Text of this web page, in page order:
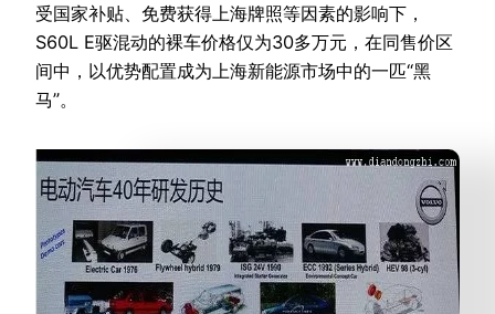
受国家补贴、免费获得上海牌照等因素的影响下，
S60L E驱混动的裸车价格仅为30多万元，在同售价区
间中，以优势配置成为上海新能源市场中的一匹“黑
马”。